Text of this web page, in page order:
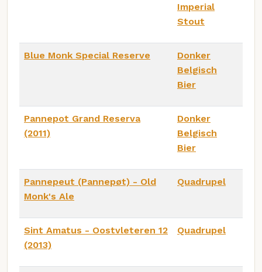
Imperial
Stout
Blue Monk Special Reserve
Donker
Belgisch
Bier
Pannepot Grand Reserva
(2011)
Donker
Belgisch
Bier
Pannepeut (Pannepøt) - Old
Monk's Ale
Quadrupel
Sint Amatus - Oostvleteren 12
(2013)
Quadrupel